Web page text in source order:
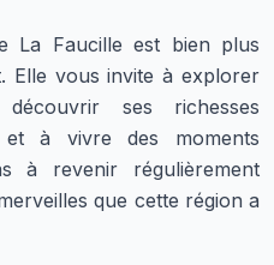
La Faucille est bien plus
Elle vous invite à explorer
ses richesses
à vivre des moments
à revenir régulièrement
que cette région a